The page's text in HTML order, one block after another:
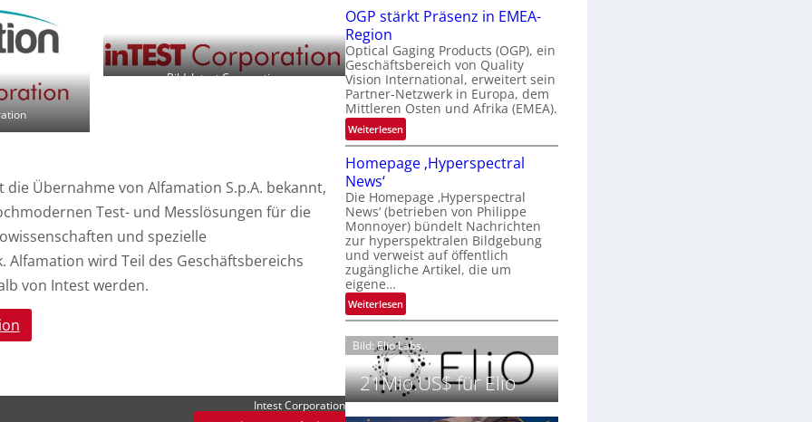
Bild: Intest Corporation
Übernahme von Alfamation S.p.A. bekannt,
Test- und Messlösungen für die
und spezielle
Alfamation wird Teil des Geschäftsbereichs
von Intest werden.
Intest Corporation
o
a
l
V
i
s
i
n
i
g
h
t
2
0
2
6
l
n
d
o
b
e
t
e
l
i
g
t
s
c
h
a
n
S
e
r
OGP stärkt Präsenz in EMEA-
Region
Optical Gaging Products (OGP), ein
Geschäftsbereich von Quality
Vision International, erweitert sein
Partner-Netzwerk in Europa, dem
Mittleren Osten und Afrika (EMEA).
Weiterlesen:
O
G
s
t
ä
r
k
P
r
ä
s
e
n
z
Homepage ‚Hyperspectral
News‘
Die Homepage ‚Hyperspectral
News‘ (betrieben von Philippe
Monnoyer) bündelt Nachrichten
zur hyperspektralen Bildgebung
und verweist auf öffentlich
zugängliche Artikel, die um
eigene…
Weiterlesen:
H
o
m
e
p
a
Bild: Elio Labs.
21Mio.US$ für Elio